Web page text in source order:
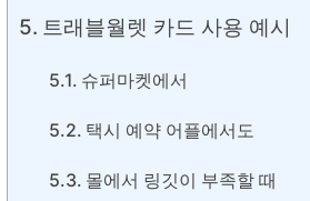
트래블월렛 카드 사용 예시
슈퍼마켓에서
택시 예약 어플에서도
몰에서 링깃이 부족할 때